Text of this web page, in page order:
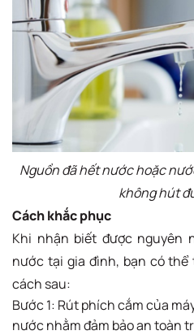
Nguồn đã hết nước hoặc
không hút
Cách khắc phục
Khi nhận biết được nguyên
nước tại gia đình, bạn có
cách sau:
Bước 1: Rút phích cắm của
nước nhằm đảm bảo an toàn